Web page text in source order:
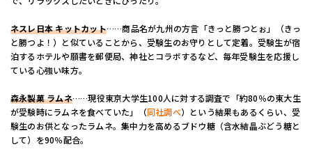
ネスレ日本 キットカット……商品名が九州の方言「きっと勝つとぉ」（きっ
と勝つよ！）と似ていることから、受験生のお守りとして定着。受験生が宿
泊するホテルや願書を郵便局、神社とコラボするなど、毎年受験生を応援し
ている心強い味方。
森永製菓 ラムネ……現役東京大学生100人に対する調査で「約80％の東大生
が受験時にラムネを食べていた」（同社調べ）という結果もあるくらい、受
験生のお供となったラムネ。集中力を高めるブドウ糖（含水結晶ぶどう糖と
して）を90％配合。